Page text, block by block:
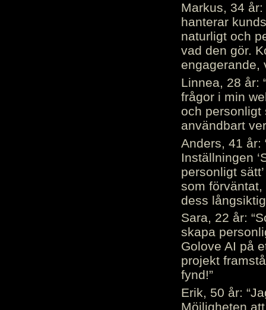
Markus, 34
hanterar
naturligt och
vad den gör.
engagerande,
Linnea, 28 år:
frågor i min
och personligt
användbart
Anders, 41 år:
Inställningen
personligt
som
dess
Sara, 22 år:
skapa
Golove AI på
projekt
fynd!”
Erik, 50 år:
Möjligheten